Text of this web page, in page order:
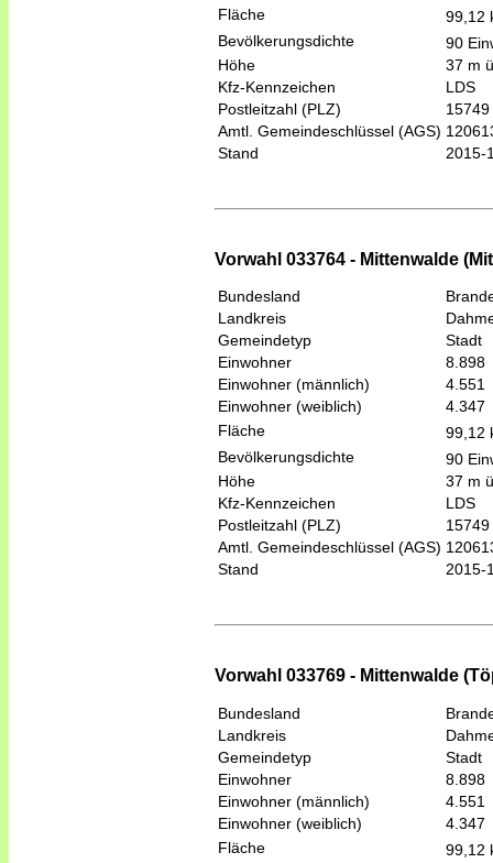
Fläche
99,12
Bevölkerungsdichte
90
Höhe
37 m
Kfz-Kennzeichen
LDS
Postleitzahl (PLZ)
15749
Amtl. Gemeindeschlüssel (AGS)
Stand
2015-
Vorwahl 033764 - Mittenwalde
Bundesland
Landkreis
Gemeindetyp
Stadt
Einwohner
8.898
Einwohner (männlich)
4.551
Einwohner (weiblich)
4.347
Fläche
99,12
Bevölkerungsdichte
90
Höhe
37 m
Kfz-Kennzeichen
LDS
Postleitzahl (PLZ)
15749
Amtl. Gemeindeschlüssel (AGS)
Stand
2015-
Vorwahl 033769 - Mittenwalde
Bundesland
Landkreis
Gemeindetyp
Stadt
Einwohner
8.898
Einwohner (männlich)
4.551
Einwohner (weiblich)
4.347
Fläche
99,12